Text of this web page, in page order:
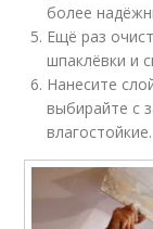
более
Ещё раз
шпаклёвки и
Нанесите
выбирайте с
влагостойкие.